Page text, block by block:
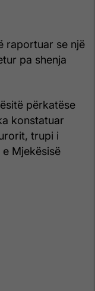
raportuar se një
pa shenja
përkatëse
konstatuar
trupi i
Mjekësisë